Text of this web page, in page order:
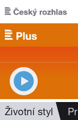
Přejít k hlavnímu
Životní styl